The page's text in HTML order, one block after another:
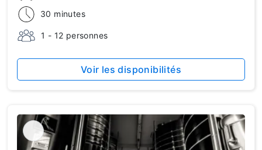
30 minutes
1 - 12 personnes
Voir les disponibilités